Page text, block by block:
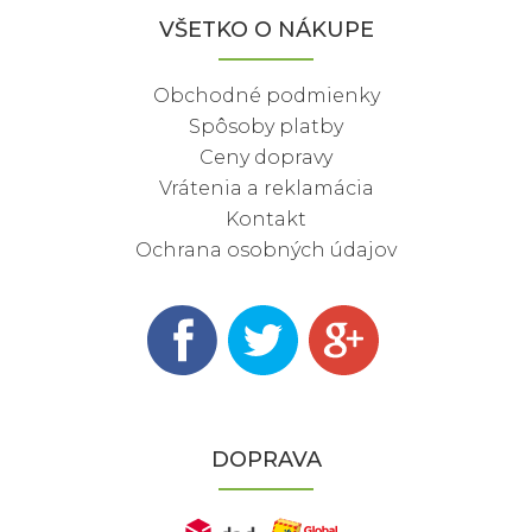
VŠETKO O NÁKUPE
Obchodné podmienky
Spôsoby platby
Ceny dopravy
Vrátenia a reklamácia
Kontakt
Ochrana osobných údajov
DOPRAVA